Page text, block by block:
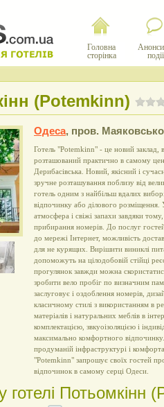
Головна
сторінка
події
(Potemkinn)
Одеса, пров.
Готель "Potemkinn" - це новий заклад,
розташований практично в самому
Дерибасівська. Новий, якісний і
зручне розташування поблизу від
готель одним з найбільш вдалих
відпочинку або ділового
атмосфера і свіжі запахи завдяки
прибирання номерів. До послуг
до мережі Інтернет, можливість
для не курящих. Вирішити виниклі
допоможуть на цілодобовій стійці
прогулянок завжди можна
зробити вело пробіг по визначним
заслуговує і оздоблення номерів,
класичному стилі з використанням в
матеріалів і натуральних меблів в
комплектацією, звкуоізоляцією і
максимально комфортного
продуманій інфраструктурі і
"Potemkinn" запрошує своїх гостей
відпочинок в самому серці Одеси.
готелі Потьомкінн